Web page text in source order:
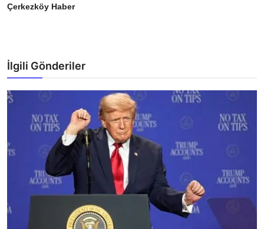
Çerkezköy Haber
İlgili Gönderiler